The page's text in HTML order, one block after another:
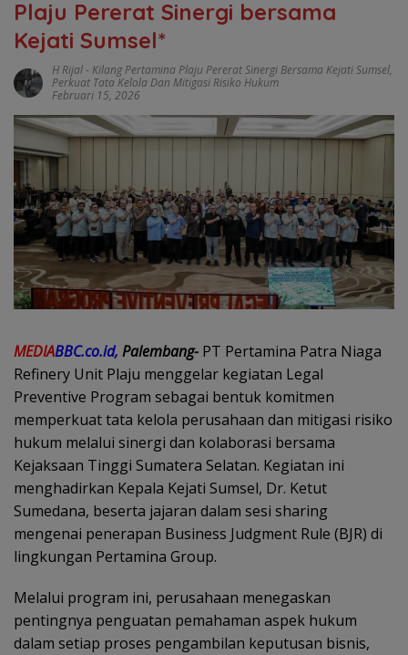
Plaju Pererat Sinergi bersama
Kejati Sumsel*
H Rijal- Kilang Pertamina Plaju Pererat Sinergi Bersama Kejati Sumsel,
Perkuat Tata Kelola Dan Mitigasi Risiko Hukum
Februari 15, 2026
MEDIABBC.co.id, Palembang- PT Pertamina Patra Niaga
Refinery Unit Plaju menggelar kegiatan Legal
Preventive Program sebagai bentuk komitmen
memperkuat tata kelola perusahaan dan mitigasi risiko
hukum melalui sinergi dan kolaborasi bersama
Kejaksaan Tinggi Sumatera Selatan. Kegiatan ini
menghadirkan Kepala Kejati Sumsel, Dr. Ketut
Sumedana, beserta jajaran dalam sesi sharing
mengenai penerapan Business Judgment Rule (BJR) di
lingkungan Pertamina Group.
Melalui program ini, perusahaan menegaskan
pentingnya penguatan pemahaman aspek hukum
dalam setiap proses pengambilan keputusan bisnis,